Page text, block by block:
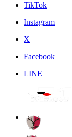
TikTok
Instagram
X
Facebook
LINE